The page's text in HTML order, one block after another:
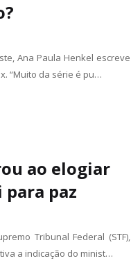
Ana Paula Henkel escreve
“Muito da série é pu…
ao elogiar
paz
Tribunal Federal (STF),
a indicação do minist…